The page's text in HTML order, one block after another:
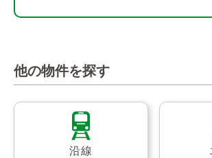
他の物件を探す
沿線